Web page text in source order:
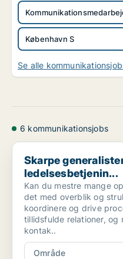
København S
Se alle
6 kommunikationsjobs
Skarpe generalister med
Skarpe
ledelsesbetjenin...
Kan du mestre mange
det med overblik og
koordinere og drive
tillidsfulde relationer, og
kontak..
Område